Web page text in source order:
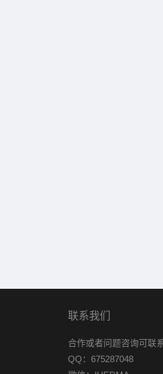
联系我们
合作或者问题咨询可联系
QQ：675287048